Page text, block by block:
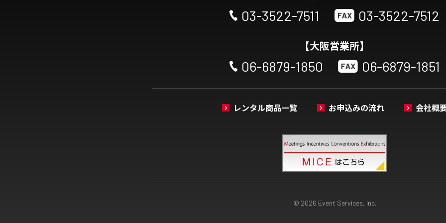
03-3522-7511 03-3522-7512
【大阪営業所】
06-6879-1850 06-6879-1851
レンタル商品一覧 お申込みの流れ 会社概
© 2026 Event Services, Inc.